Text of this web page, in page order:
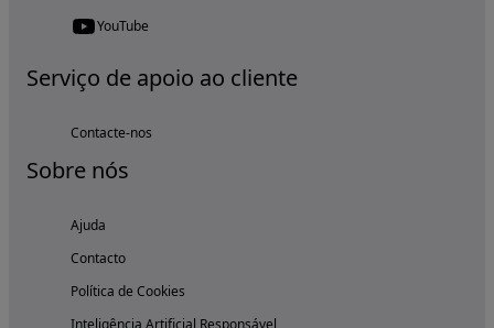
YouTube
Serviço de apoio ao cliente
Contacte-nos
Sobre nós
Ajuda
Contacto
Política de Cookies
Inteligência Artificial Responsável